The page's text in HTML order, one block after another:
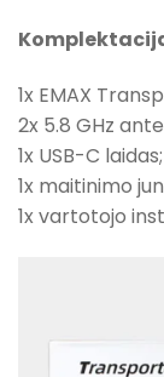
1x EMAX
2x 5.8 GHz
1x USB-C laidas;
1x maitinimo
1x vartotojo